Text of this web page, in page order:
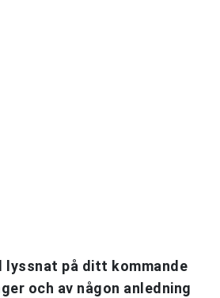
lyssnat på ditt kommande
och av någon anledning